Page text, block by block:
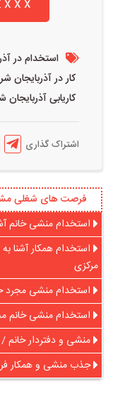
استخدام در
کار در آذربایجان
کاریابی
اشتراک گذاری
فرصت های شغلی
استخدام منشی خانم
استخدام همکار آشنا
مرکزی
استخدام منشی مجرد
استخدام منشی خانم
منشی و دفتردار خانم
جذب منشی و همکار